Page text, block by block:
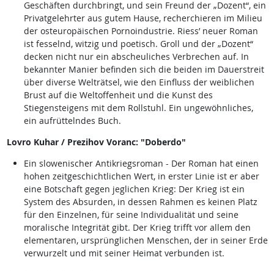
Geschäften durchbringt, und sein Freund der „Dozent“, ein
Privatgelehrter aus gutem Hause, recherchieren im Milieu
der osteuropäischen Pornoindustrie. Riess’ neuer Roman
ist fesselnd, witzig und poetisch. Groll und der „Dozent“
decken nicht nur ein abscheuliches Verbrechen auf. In
bekannter Manier befinden sich die beiden im Dauerstreit
über diverse Welträtsel, wie den Einfluss der weiblichen
Brust auf die Weltoffenheit und die Kunst des
Stiegensteigens mit dem Rollstuhl. Ein ungewöhnliches,
ein aufrüttelndes Buch.
Lovro Kuhar / Prezihov Voranc: "Doberdo"
Ein slowenischer Antikriegsroman - Der Roman hat einen
hohen zeitgeschichtlichen Wert, in erster Linie ist er aber
eine Botschaft gegen jeglichen Krieg: Der Krieg ist ein
System des Absurden, in dessen Rahmen es keinen Platz
für den Einzelnen, für seine Individualität und seine
moralische Integrität gibt. Der Krieg trifft vor allem den
elementaren, ursprünglichen Menschen, der in seiner Erde
verwurzelt und mit seiner Heimat verbunden ist.